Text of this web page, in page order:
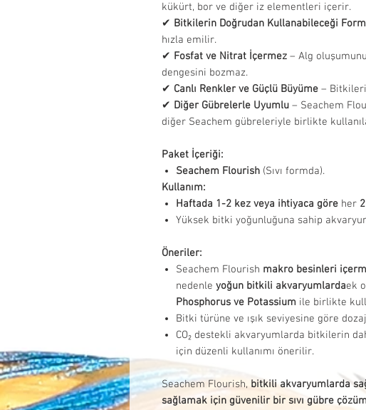
kükürt, bor ve diğer iz elementleri içerir.
✔ Bitkilerin Doğrudan Kullanabileceği Form
hızla emilir.
✔ Fosfat ve Nitrat İçermez – Alg
dengesini bozmaz.
✔ Canlı Renkler ve Güçlü Büyüme –
✔ Diğer Gübrelerle Uyumlu – Seachem
diğer Seachem gübreleriyle birlikte
Paket İçeriği:
Seachem Flourish (Sıvı formda).
Kullanım:
Haftada 1-2 kez veya ihtiyaca göre her
Yüksek bitki yoğunluğuna sahip
Öneriler:
Seachem Flourish makro besinleri
nedenle yoğun bitkili akvaryumlardaek
Phosphorus ve Potassium ile birlikte
Bitki türüne ve ışık seviyesine göre
CO₂ destekli akvaryumlarda bitkilerin
için düzenli kullanımı önerilir.
Seachem Flourish, bitkili akvaryumlarda
sağlamak için güvenilir bir sıvı gübre